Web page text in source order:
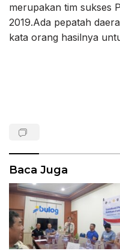
merupakan tim sukses
2019.Ada pepatah
kata orang hasilnya
Baca Juga